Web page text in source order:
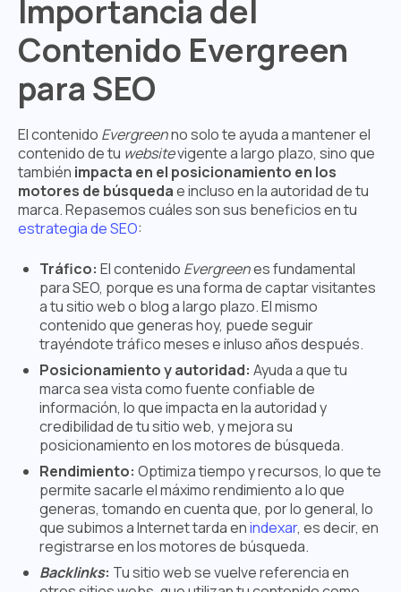
Importancia del
Contenido Evergreen
para SEO
El contenido Evergreenno solo te ayuda a mantener el
contenido de tu websitevigente a largo plazo, sino que
también impacta en el posicionamiento en los
motores de búsquedae incluso en la autoridad de tu
marca. Repasemos cuáles son sus beneficios en tu
estrategia de SEO:
Tráfico: El contenido Evergreenes fundamental
para SEO, porque es una forma decaptar visitantes
a tu sitio web o blog a largo plazo. El mismo
contenido que generas hoy, puede seguir
trayéndote tráfico meses e inluso años después.
Posicionamiento y autoridad: Ayuda a que tu
marca sea vista como fuente confiable de
información, lo que impacta en la autoridad y
credibilidad de tu sitio web, y mejora su
posicionamiento en los motores de búsqueda.
Rendimiento: Optimiza tiempo y recursos, lo que te
permite sacarle el máximo rendimiento a lo que
generas, tomando en cuenta que, por lo general, lo
que subimos a Internet tarda enindexar, es decir, en
registrarse en los motores de búsqueda.
Backlinks: Tu sitio web se vuelve referencia en